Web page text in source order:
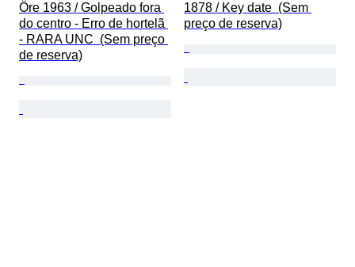
Öre 1963 / Golpeado fora
do centro - Erro de hortelã
- RARA UNC  (Sem preço
de reserva)
1878 / Key date  (Sem
preço de reserva)